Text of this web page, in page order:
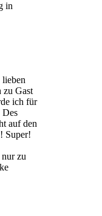
in
zu Gast
ich für
Des
auf den
Super!
zu